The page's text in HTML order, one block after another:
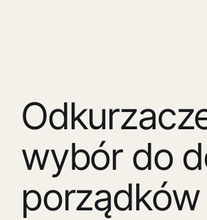
wybór do
porządków